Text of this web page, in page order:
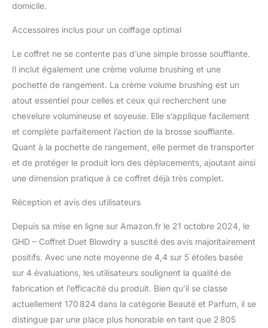
coiffage agréable. Temps
secondes. Mode veille
automatique : s'éteint si
inutilisé au bout de 30
minutes.
domicile.
Accessoires inclus pour un coiffage optimal
Le coffret ne se contente pas d’une simple brosse soufflante.
Il inclut également une crème volume brushing et une
pochette de rangement. La crème volume brushing est un
atout essentiel pour celles et ceux qui recherchent une
chevelure volumineuse et soyeuse. Elle s’applique facilement
et complète parfaitement l’action de la brosse soufflante.
Quant à la pochette de rangement, elle permet de transporter
et de protéger le produit lors des déplacements, ajoutant ainsi
une dimension pratique à ce coffret déjà très complet.
Réception et avis des utilisateurs
Depuis sa mise en ligne sur Amazon.fr le 21 octobre 2024, le
GHD – Coffret Duet Blowdry a suscité des avis majoritairement
positifs. Avec une note moyenne de 4,4 sur 5 étoiles basée
sur 4 évaluations, les utilisateurs soulignent la qualité de
fabrication et l’efficacité du produit. Bien qu’il se classe
actuellement 170 824 dans la catégorie Beauté et Parfum, il se
distingue par une place plus honorable en tant que 2 805